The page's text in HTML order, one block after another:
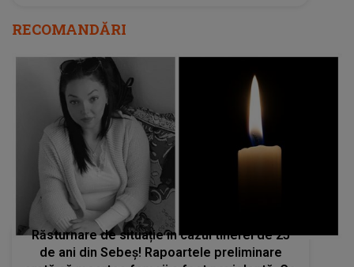
RECOMANDĂRI
Răsturnare de situație în cazul tinerei de 25
de ani din Sebeș! Rapoartele preliminare